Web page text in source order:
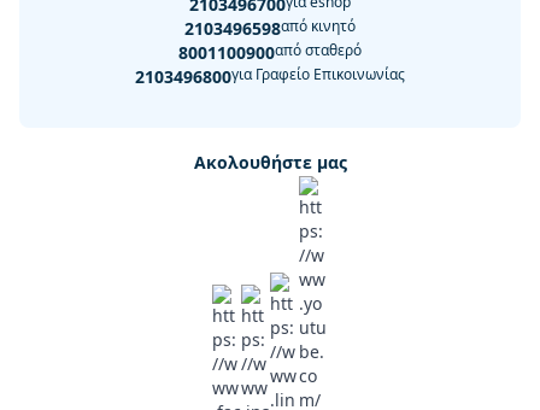
2103496598από κινητό
8001100900από σταθερό
2103496800για Γραφείο Επικοινωνίας
Ακολουθήστε μας